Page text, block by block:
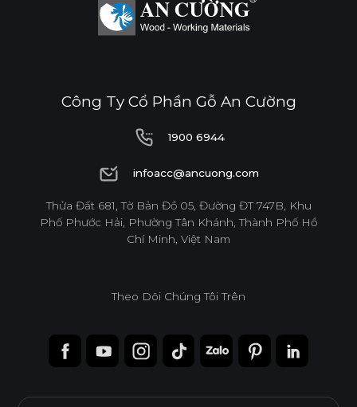
Công Ty Cổ Phần Gỗ An Cường
1900 6944
1900 6944
infoacc@ancuong.com
infoacc@ancuong.com
Thửa Đất 681, Tờ Bản Đồ 05, Đường ĐT 747B, Khu
Phố Phước Hải, Phường Tân Khánh, Thành Phố Hồ
Chí Minh, Việt Nam
Theo Dõi Chúng Tôi Trên